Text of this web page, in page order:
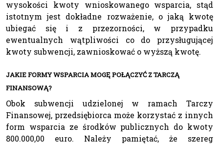
wysokości kwoty wnioskowanego wsparcia, stąd
istotnym jest dokładne rozważenie, o jaką kwotę
ubiegać się i z przezorności, w przypadku
ewentualnych wątpliwości co do przysługującej
kwoty subwencji, zawnioskować o wyższą kwotę.
JAKIE FORMY WSPARCIA MOGĘ POŁĄCZYĆ Z TARCZĄ
FINANSOWĄ?
Obok subwencji udzielonej w ramach Tarczy
Finansowej, przedsiębiorca może korzystać z innych
form wsparcia ze środków publicznych do kwoty
800.000,00 euro. Należy pamiętać, że szereg